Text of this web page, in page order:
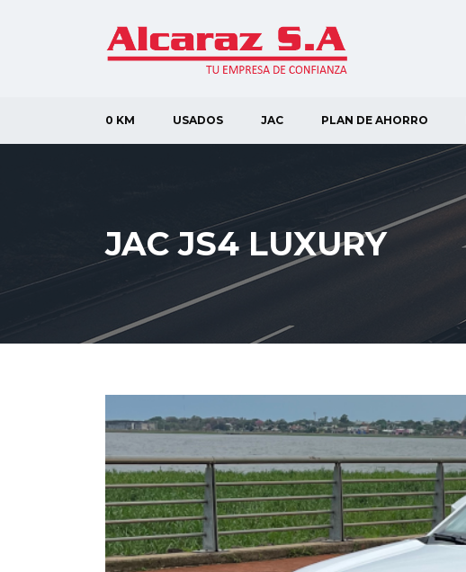
0 KM USADOS JAC PLAN DE AHORRO
JAC JS4 LUXURY